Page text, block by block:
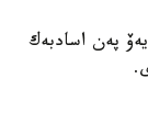
پەن اسادبەك